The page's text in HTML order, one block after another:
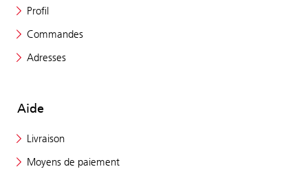
Profil
Commandes
Adresses
Aide
Livraison
Moyens de paiement